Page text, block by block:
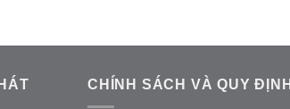
CHÍNH SÁCH VÀ QUY ĐỊNH